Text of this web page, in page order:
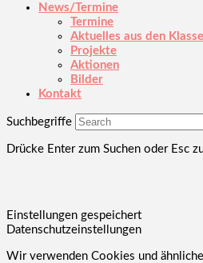
News/Termine
Termine
Aktuelles aus den
Projekte
Aktionen
Bilder
Kontakt
Suchbegriffe
Drücke Enter zum Suchen oder Esc
Einstellungen gespeichert
Datenschutzeinstellungen
Wir verwenden Cookies und